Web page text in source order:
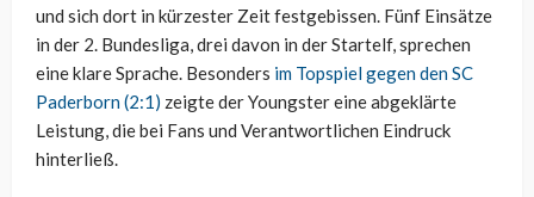
und sich dort in kürzester Zeit festgebissen. Fünf Einsätze
in der 2. Bundesliga, drei davon in der Startelf, sprechen
eine klare Sprache. Besonders im Topspiel gegen den SC
Paderborn (2:1) zeigte der Youngster eine abgeklärte
Leistung, die bei Fans und Verantwortlichen Eindruck
hinterließ.